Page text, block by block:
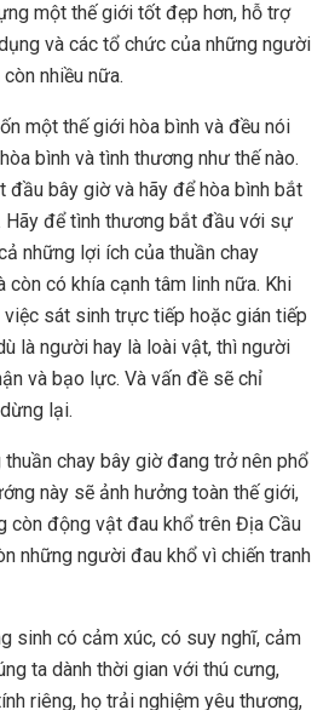
một thế giới tốt đẹp hơn, hỗ trợ
và các tổ chức của những người
nhiều nữa.
một thế giới hòa bình và đều nói
bình và tình thương như thế nào.
đầu bây giờ và hãy để hòa bình bắt
Hãy để tình thương bắt đầu với sự
những lợi ích của thuần chay
còn có khía cạnh tâm linh nữa. Khi
sát sinh trực tiếp hoặc gián tiếp
là người hay là loài vật, thì người
và bạo lực. Và vấn đề sẽ chỉ
lại.
chay bây giờ đang trở nên phổ
này sẽ ảnh hưởng toàn thế giới,
còn động vật đau khổ trên Địa Cầu
những người đau khổ vì chiến tranh
sinh có cảm xúc, có suy nghĩ, cảm
ta dành thời gian với thú cưng,
riêng, họ trải nghiệm yêu thương,